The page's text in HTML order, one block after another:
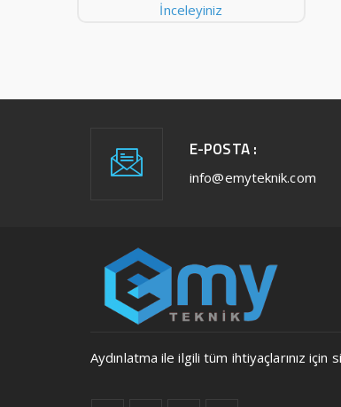
İnceleyiniz
E-POSTA :
info@emyteknik.com
Aydınlatma ile ilgili tüm ihtiyaçlarınız